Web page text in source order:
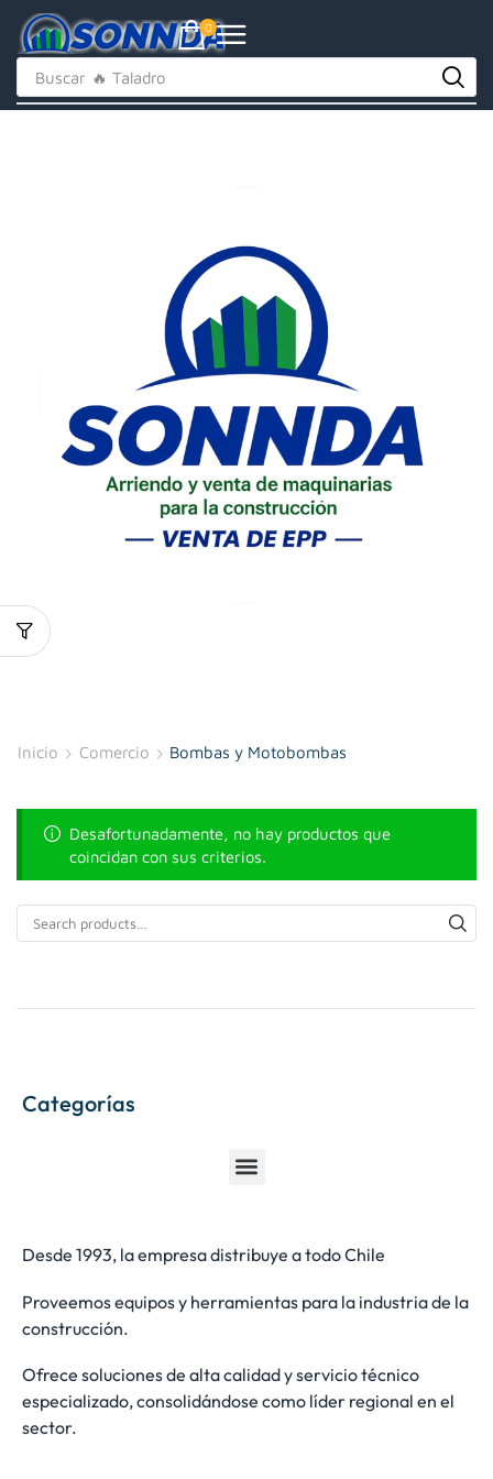
0
Buscar 🔥 Taladro
Inicio Comercio Bombas y Motobombas
Desafortunadamente, no hay productos que
coincidan con sus criterios.
Categorías
Desde 1993, la empresa distribuye a todo Chile
Proveemos equipos y herramientas para la industria de la
construcción.
Ofrece soluciones de alta calidad y servicio técnico
especializado, consolidándose como líder regional en el
sector.